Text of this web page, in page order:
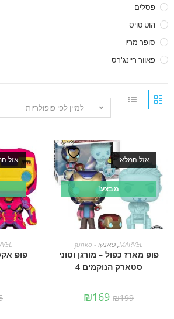
פסלים
הוט טויס
סופר מריו
פאוור ריינג'רס
למיין לפי פופולריות
אזל המלאי
מבצע!
מידע נוסףMARVEL
,פאנקו - funko
פופ מארז כפול – מורגן וטוני
סטארק הנוקמים 4
₪199
₪169
אזל
פופ